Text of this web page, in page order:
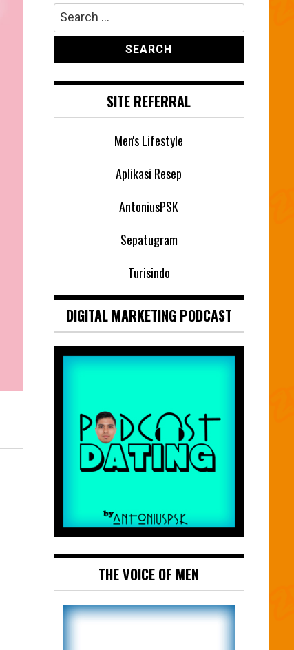
Search
for:
SITE REFERRAL
Men's Lifestyle
Aplikasi Resep
AntoniusPSK
Sepatugram
Turisindo
DIGITAL MARKETING PODCAST
THE VOICE OF MEN